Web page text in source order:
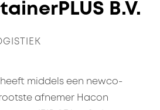
B.V.
heeft middels een newco-
afnemer Hacon